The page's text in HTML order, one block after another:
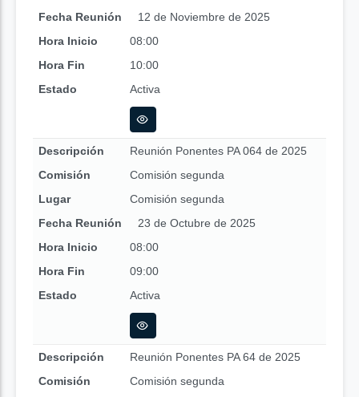
Fecha Reunión
12 de Noviembre de 2025
Hora Inicio
08:00
Hora Fin
10:00
Estado
Activa
Descripción
Reunión Ponentes PA 064 de 2025
Comisión
Comisión segunda
Lugar
Comisión segunda
Fecha Reunión
23 de Octubre de 2025
Hora Inicio
08:00
Hora Fin
09:00
Estado
Activa
Descripción
Reunión Ponentes PA 64 de 2025
Comisión
Comisión segunda